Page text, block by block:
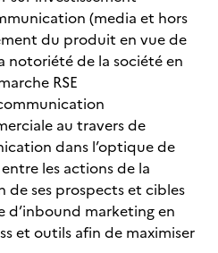
(media et hors
du produit en vue de
notoriété de la société en
RSE
au travers de
dans l’optique de
les actions de la
ses prospects et cibles
d’inbound marketing en
et outils afin de maximiser